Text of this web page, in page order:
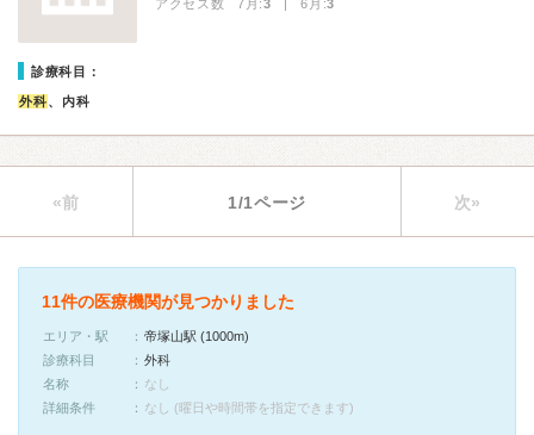
アクセス数 7月:3 | 6月:3
診療科目：
外科、内科
«前 1/1ページ 次»
11件の医療機関が見つかりました
エリア・駅
帝塚山駅 (1000m)
診療科目
外科
名称
なし
詳細条件
なし (曜日や時間帯を指定できます)